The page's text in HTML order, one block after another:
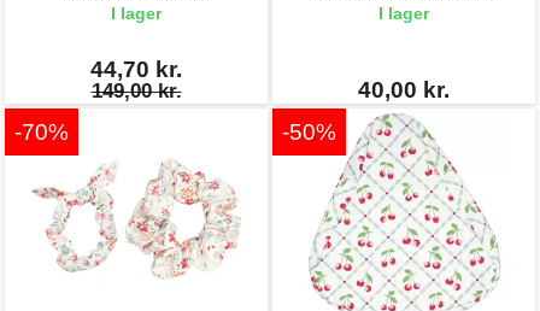
I lager
44,70 kr.
149,00 kr.
I lager
40,00 kr.
-70%
-50%